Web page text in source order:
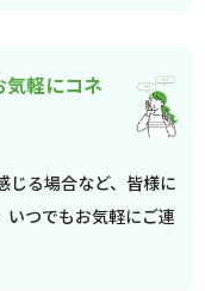
気軽にコネ
じる場合など、皆様に
いつでもお気軽にご連